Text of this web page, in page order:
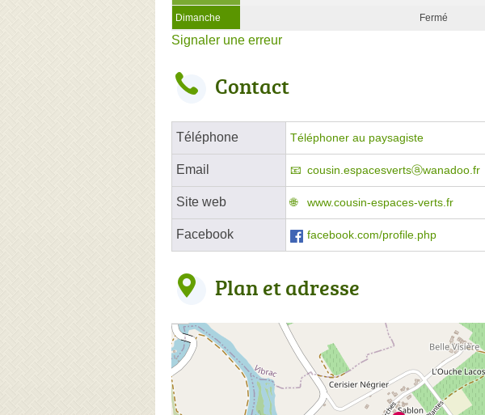
Dimanche Fermé
Signaler une erreur
Contact
Téléphone Téléphoner au paysagiste
Email cousin.espacesvertsⓐwanadoo.fr
Site web www.cousin-espaces-verts.fr
Facebook facebook.com/profile.php
Plan et adresse